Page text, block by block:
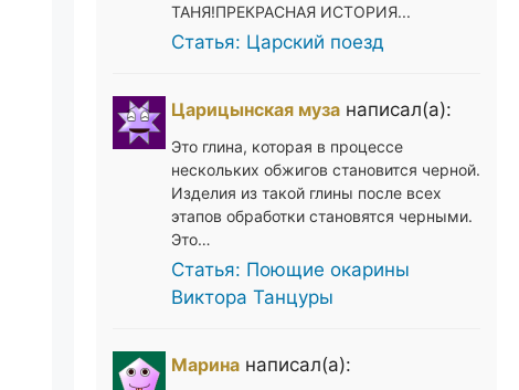
ТАНЯ!ПРЕКРАСНАЯ ИСТОРИЯ...
Статья: Царский поезд
Царицынская музанаписал(а):
Это глина, которая в процессе
нескольких обжигов становится черной.
Изделия из такой глины после всех
этапов обработки становятся черными.
Это…
Статья: Поющие окарины
Виктора Танцуры
Маринанаписал(а):